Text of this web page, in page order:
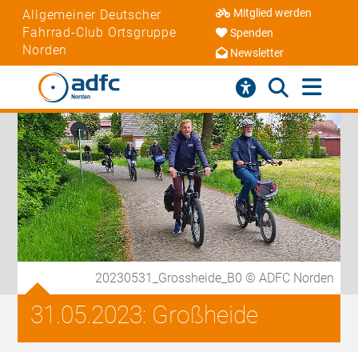
Allgemeiner Deutscher
Fahrrad-Club Ortsgruppe
Norden
Mitglied werden
Spenden
Newsletter
20230531_Grossheide_B0 © ADFC Norden
31.05.2023: Großheide